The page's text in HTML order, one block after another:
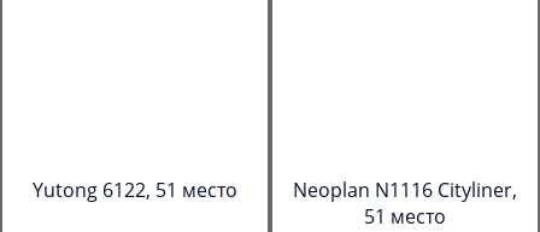
Yutong 6122, 51 место
Neoplan N1116 Cityliner,
51 место